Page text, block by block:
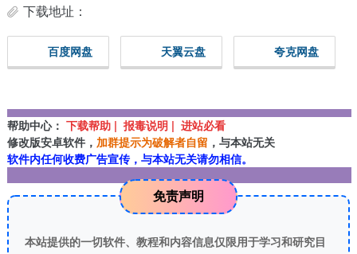
下载地址：
百度网盘 天翼云盘 夸克网盘
帮助中心： 下载帮助 | 报毒说明 | 进站必看
修改版安卓软件， 加群提示为破解者自留 ，与本站无关
软件内任何收费广告宣传，与本站无关请勿相信。
免责声明
本站提供的一切软件、教程和内容信息仅限用于学习和研究目